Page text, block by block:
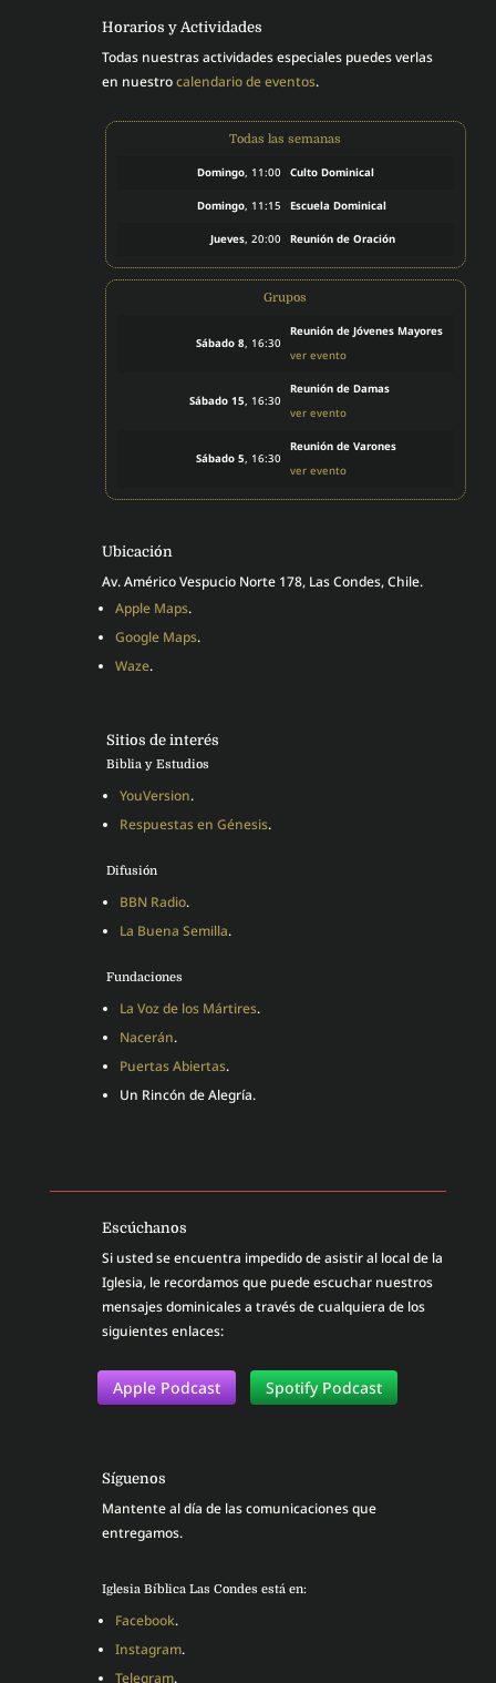
Horarios y Actividades
Todas nuestras actividades especiales puedes verlas
en nuestrocalendario de eventos.
Todas las semanas
Domingo, 11:00 Culto Dominical
Domingo, 11:15 Escuela Dominical
Jueves, 20:00 Reunión de Oración
Grupos
Sábado 8, 16:30
Reunión de Jóvenes Mayores
ver evento
Sábado 15, 16:30
Reunión de Damas
ver evento
Sábado 5, 16:30
Reunión de Varones
ver evento
Ubicación
Av. Américo Vespucio Norte 178, Las Condes, Chile.
Apple Maps.
Google Maps.
Waze.
Sitios de interés
Biblia y Estudios
YouVersion.
Respuestas en Génesis.
Difusión
BBN Radio.
La Buena Semilla.
Fundaciones
La Voz de los Mártires.
Nacerán.
Puertas Abiertas.
Un Rincón de Alegría.
Escúchanos
Si usted se encuentra impedido de asistir al local de la
Iglesia, le recordamos que puede escuchar nuestros
mensajes dominicales a través de cualquiera de los
siguientes enlaces:
Apple Podcast Spotify Podcast
Síguenos
Mantente al día de las comunicaciones que
entregamos.
Iglesia Bíblica Las Condes está en:
Facebook.
Instagram.
Telegram.